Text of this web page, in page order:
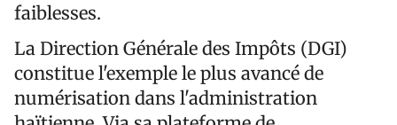
faiblesses.
La Direction Générale des Impôts (DGI)
constitue l'exemple le plus avancé de
numérisation dans l'administration